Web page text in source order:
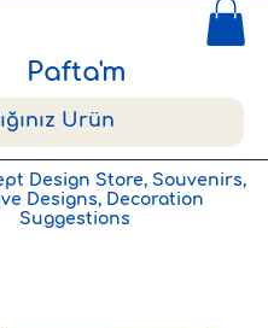
Pafta'm
Design Store, Souvenirs,
Designs, Decoration
Suggestions